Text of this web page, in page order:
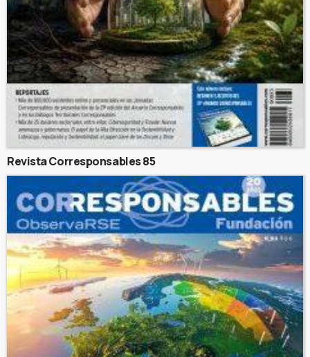
Revista Corresponsables 85